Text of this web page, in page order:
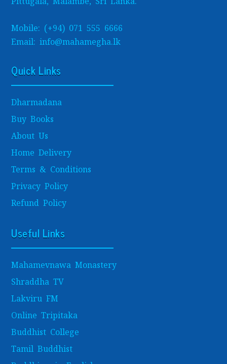
Mobile: (+94) 071 555 6666
Email: info@mahamegha.lk
Quick Links
Dharmadana
Buy Books
About Us
Home Delivery
Terms & Conditions
Privacy Policy
Refund Policy
Useful Links
Mahamevnawa Monastery
Shraddha TV
Lakviru FM
Online Tripitaka
Buddhist College
Tamil Buddhist